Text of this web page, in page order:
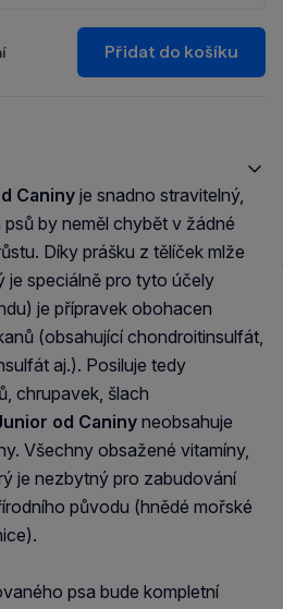
Přidat do košíku
Caniny je snadno stravitelný,
by neměl chybět v žádné
Díky prášku z tělíček mlže
je speciálně pro tyto účely
je přípravek obohacen
(obsahující chondroitinsulfát,
aj.). Posiluje tedy
chrupavek, šlach
od Caniny neobsahuje
Všechny obsažené vitamíny,
je nezbytný pro zabudování
původu (hnědé mořské
psa bude kompletní